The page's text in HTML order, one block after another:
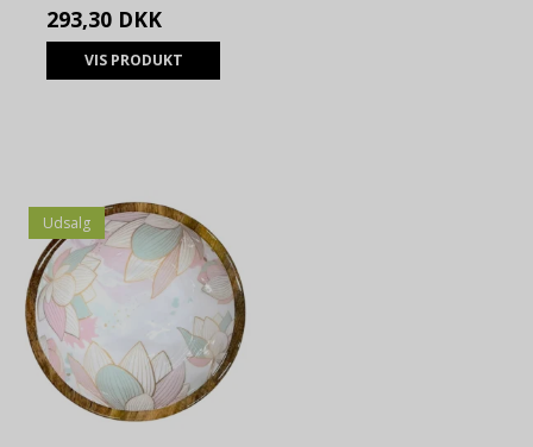
293,30 DKK
VIS PRODUKT
Udsalg